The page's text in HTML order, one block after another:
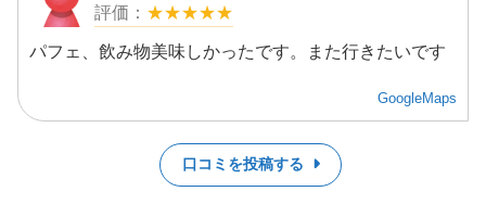
★★★★★
パフェ、飲み物美味しかったです。また行きたいです
GoogleMaps
口コミを投稿する